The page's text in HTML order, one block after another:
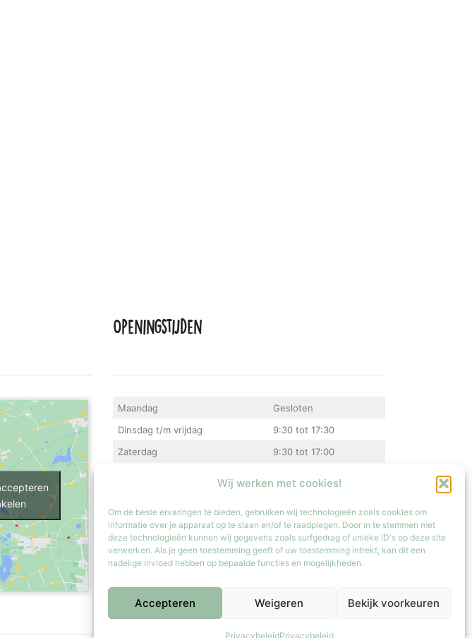
Wij werken met cookies!
Om de beste ervaringen te bieden, gebruiken wij technologieën zoals cookies om
informatie over je apparaat op te slaan en/of te raadplegen. Door in te stemmen met
deze technologieën kunnen wij gegevens zoals surfgedrag of unieke ID's op deze site
verwerken. Als je geen toestemming geeft of uw toestemming intrekt, kan dit een
nadelige invloed hebben op bepaalde functies en mogelijkheden.
Accepteren Weigeren Bekijk voorkeuren
PrivacybeleidPrivacybeleid
Openingstijden
Maandag
Gesloten
Dinsdag t/m vrijdag
9:30 tot 17:30
Zaterdag
9:30 tot 17:00
geopend.